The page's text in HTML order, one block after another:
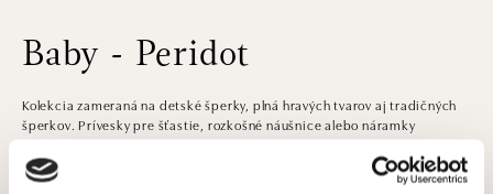
Baby - Peridot
Kolekcia zameraná na detské šperky, plná hravých tvarov aj tradičných
šperkov. Prívesky pre šťastie, rozkošné náušnice alebo náramky
posádzané diamantmi a drahokamami, sú skvelou formou prvej
investície, ktorú pre svoje deti uskutočníte. Diamanty s časom rastú na
cene, preto vám deti v dospelosti určite poďakujú.